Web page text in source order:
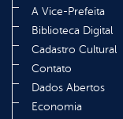
A Vice-Prefeita
Biblioteca Digital
Cadastro Cultural
Contato
Dados Abertos
Economia